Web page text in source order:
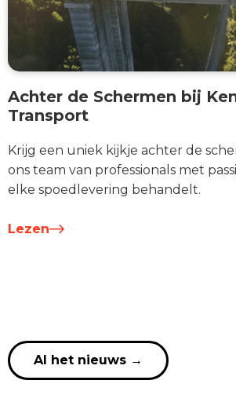
Achter de Schermen bij
Transport
Krijg een uniek kijkje achter de
ons team van professionals met
elke spoedlevering behandelt.
Lezen
Al het nieuws →